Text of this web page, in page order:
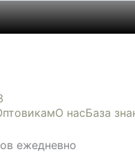
О насБаза
ежедневно